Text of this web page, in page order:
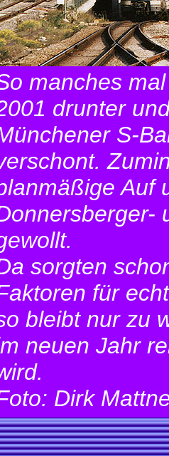
manches
drunter
S-
Auf
sorgten
für
bleibt nur zu
neuen Jahr
Dirk